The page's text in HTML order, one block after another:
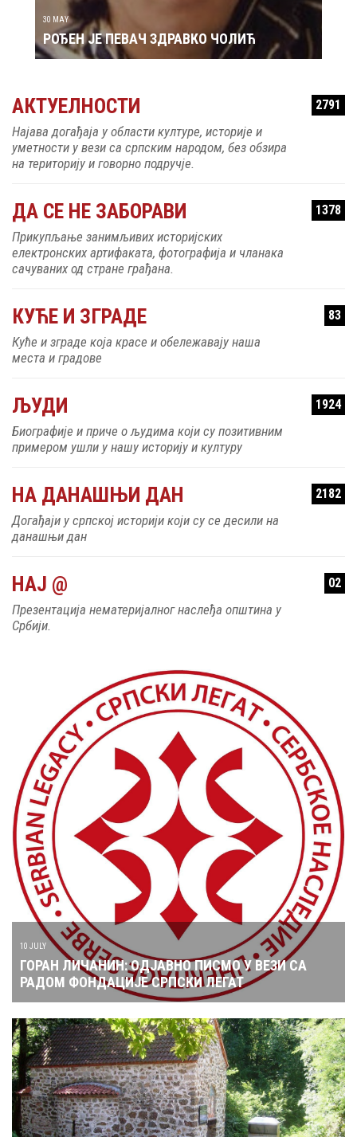
30 MAY
РОЂЕН ЈЕ ПЕВАЧ ЗДРАВКО ЧОЛИЋ
АКТУЕЛНОСТИ 2791
Најава догађаја у области културе, историје и
уметности у вези са српским народом, без обзира
на територију и говорно подручје.
ДА СЕ НЕ ЗАБОРАВИ 1378
Прикупљање занимљивих историјских
електронских артифаката, фотографија и чланака
сачуваних од стране грађана.
КУЋЕ И ЗГРАДЕ 83
Куће и зграде која красе и обележавају наша
места и градове
ЉУДИ 1924
Биографије и приче о људима који су позитивним
примером ушли у нашу историју и културу
НА ДАНАШЊИ ДАН 2182
Догађаји у српској историји који су се десили на
данашњи дан
НАЈ @ 02
Презентација нематеријалног наслеђа општина у
Србији.
10 JULY
ГОРАН ЛИЧАНИН: ОДЈАВНО ПИСМО У ВЕЗИ СА
РАДОМ ФОНДАЦИЈЕ СРПСКИ ЛЕГАТ